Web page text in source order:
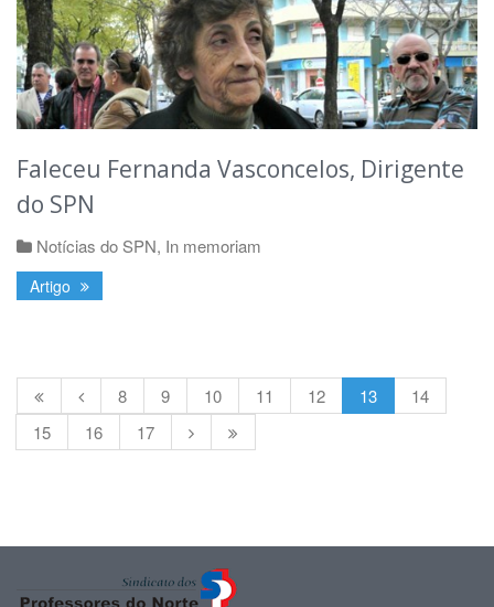
Faleceu Fernanda Vasconcelos, Dirigente
do SPN
Notícias do SPN, In memoriam
Artigo
8 9 10 11 12 13
14
15
16 17